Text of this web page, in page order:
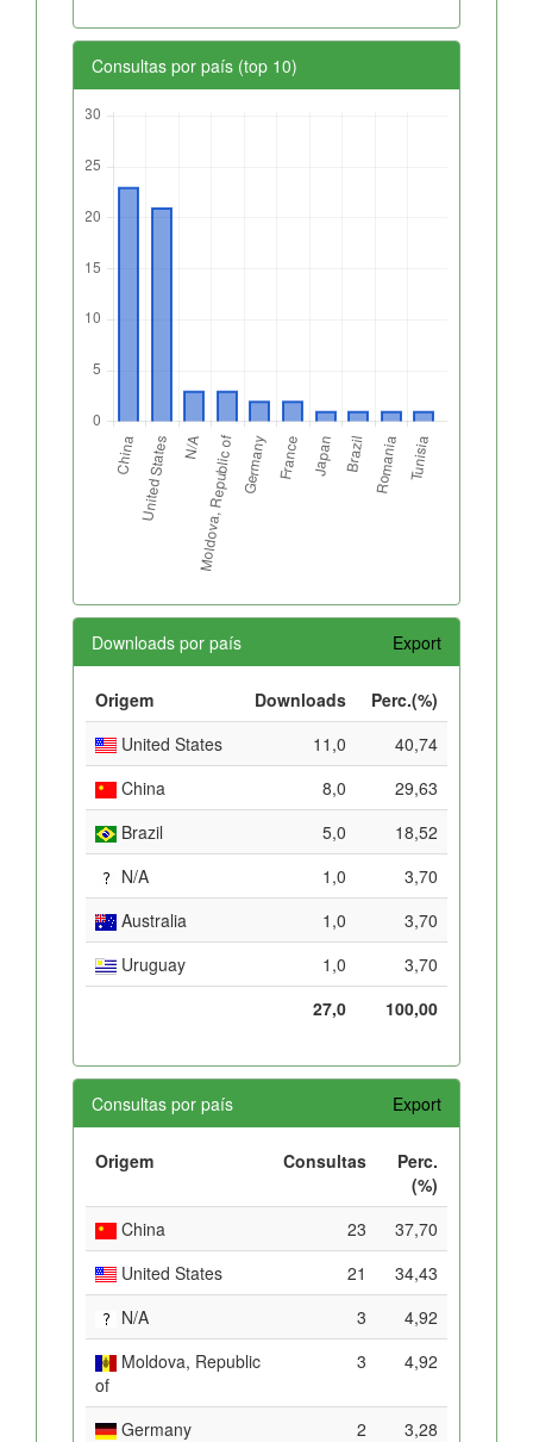
Consultas por país (top 10)
Downloads por país Export
Origem Downloads
Perc.(%)
United States
11,0
40,74
China
8,0
29,63
Brazil
5,0
18,52
N/A
1,0
3,70
Australia
1,0
3,70
Uruguay
1,0
3,70
27,0
100,00
Consultas por país Export
Origem Consultas
Perc.
(%)
China
23
37,70
United States
21
34,43
N/A
3
4,92
Moldova, Republic
of
3 4,92
Germany 2
3,28